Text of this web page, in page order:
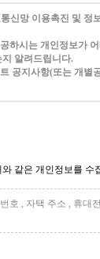
신망 이용촉진 및 정
하시는 개인정보가
알려드립니다.
공지사항(또는 개별
같은 개인정보를 수
호 , 자택 주소 , 휴대